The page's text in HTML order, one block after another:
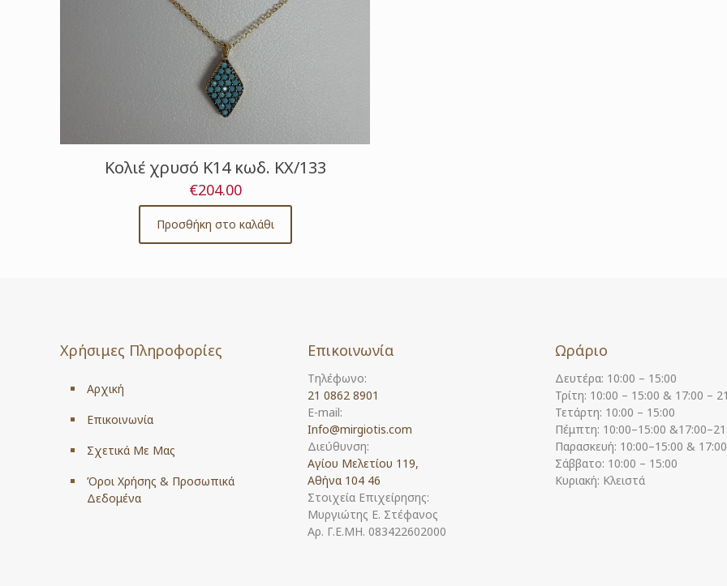
Κολιέ χρυσό Κ14 κωδ. ΚΧ/133
€204.00
Προσθήκη στο καλάθι
Χρήσιμες Πληροφορίες
Αρχική
Επικοινωνία
Σχετικά Με Μας
Όροι Χρήσης & Προσωπικά
Δεδομένα
Επικοινωνία
Τηλέφωνο:
21 0862 8901
E-mail:
Info@mirgiotis.com
Διεύθυνση:
Αγίου Μελετίου 119,
Αθήνα 104 46
Στοιχεία Επιχείρησης:
Μυργιώτης Ε. Στέφανος
Αρ. Γ.Ε.ΜΗ. 083422602000
Ωράριο
Δευτέρα: 10:00 – 15:00
Τρίτη: 10:00 – 15:00 & 17:00 –
Τετάρτη: 10:00 – 15:00
Πέμπτη: 10:00–15:00
Παρασκευή: 10:00–15:00 &
Σάββατο: 10:00 – 15:00
Κυριακή: Κλειστά